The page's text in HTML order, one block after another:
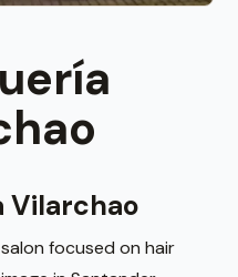
Vilarchao
focused on hair